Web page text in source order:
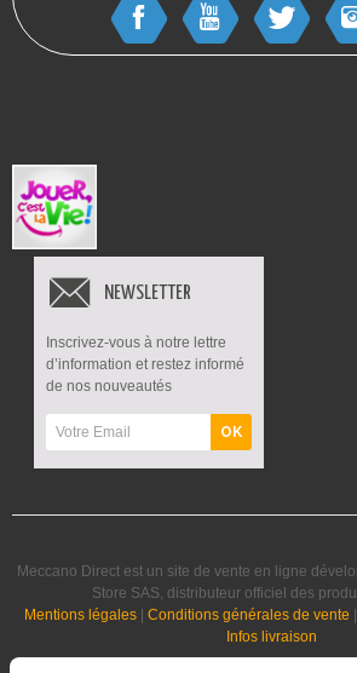
NEWSLETTER
Inscrivez-vous à notre lettre
d’information et restez informé
de nos nouveautés
OK
Meccano Direct est un site de vente en ligne
Store SAS, distributeur officiel des
Mentions légales
Conditions générales de vente
Infos livraison